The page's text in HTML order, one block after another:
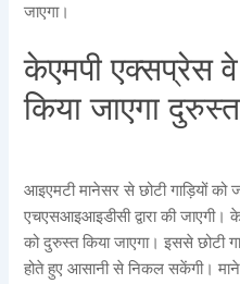
जाएगा।
केएमपी एक्सप्रेस
किया जाएगा दुरुस्त
आइएमटी मानेसर से छोटी गाड़ियों
एचएसआइआइडीसी द्वारा की
को दुरुस्त किया जाएगा। इससे छोटी
होते हुए आसानी से निकल सकेंगी।